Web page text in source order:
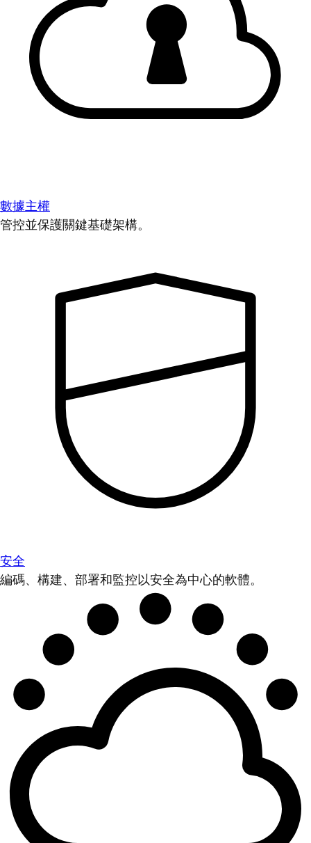
數據主權
管控並保護關鍵基礎架構。
安全
編碼、構建、部署和監控以安全為中心的軟體。